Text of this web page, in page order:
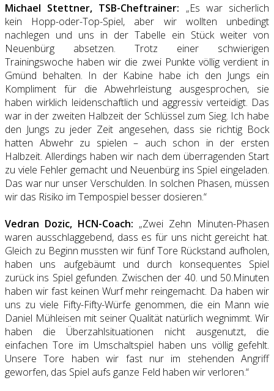
Michael Stettner, TSB-Cheftrainer: „Es war sicherlich
kein Hopp-oder-Top-Spiel, aber wir wollten unbedingt
nachlegen und uns in der Tabelle ein Stück weiter von
Neuenbürg absetzen. Trotz einer schwierigen
Trainingswoche haben wir die zwei Punkte völlig verdient in
Gmünd behalten. In der Kabine habe ich den Jungs ein
Kompliment für die Abwehrleistung ausgesprochen, sie
haben wirklich leidenschaftlich und aggressiv verteidigt. Das
war in der zweiten Halbzeit der Schlüssel zum Sieg. Ich habe
den Jungs zu jeder Zeit angesehen, dass sie richtig Bock
hatten Abwehr zu spielen – auch schon in der ersten
Halbzeit. Allerdings haben wir nach dem überragenden Start
zu viele Fehler gemacht und Neuenbürg ins Spiel eingeladen.
Das war nur unser Verschulden. In solchen Phasen, müssen
wir das Risiko im Tempospiel besser dosieren.“
Vedran Dozic, HCN-Coach: „Zwei Zehn Minuten-Phasen
waren ausschlaggebend, dass es für uns nicht gereicht hat.
Gleich zu Beginn mussten wir fünf Tore Rückstand aufholen,
haben uns aufgebäumt und durch konsequentes Spiel
zurück ins Spiel gefunden. Zwischen der 40. und 50.Minuten
haben wir fast keinen Wurf mehr reingemacht. Da haben wir
uns zu viele Fifty-Fifty-Würfe genommen, die ein Mann wie
Daniel Mühleisen mit seiner Qualität natürlich wegnimmt. Wir
haben die Überzahlsituationen nicht ausgenutzt, die
einfachen Tore im Umschaltspiel haben uns völlig gefehlt.
Unsere Tore haben wir fast nur im stehenden Angriff
geworfen, das Spiel aufs ganze Feld haben wir verloren.“